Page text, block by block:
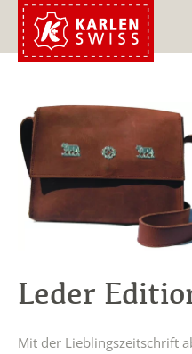
Leder
Mit der Lieblingszeitschrift